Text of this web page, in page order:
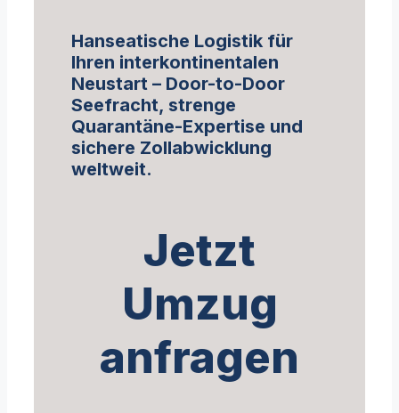
Hanseatische Logistik für
Ihren interkontinentalen
Neustart – Door-to-Door
Seefracht, strenge
Quarantäne-Expertise und
sichere Zollabwicklung
weltweit.
Jetzt
Umzug
anfragen